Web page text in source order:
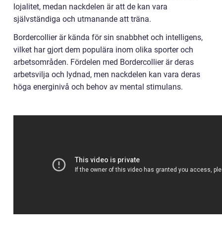
lojalitet, medan nackdelen är att de kan vara
självständiga och utmanande att träna.
Bordercollier är kända för sin snabbhet och intelligens,
vilket har gjort dem populära inom olika sporter och
arbetsområden. Fördelen med Bordercollier är deras
arbetsvilja och lydnad, men nackdelen kan vara deras
höga energinivå och behov av mental stimulans.